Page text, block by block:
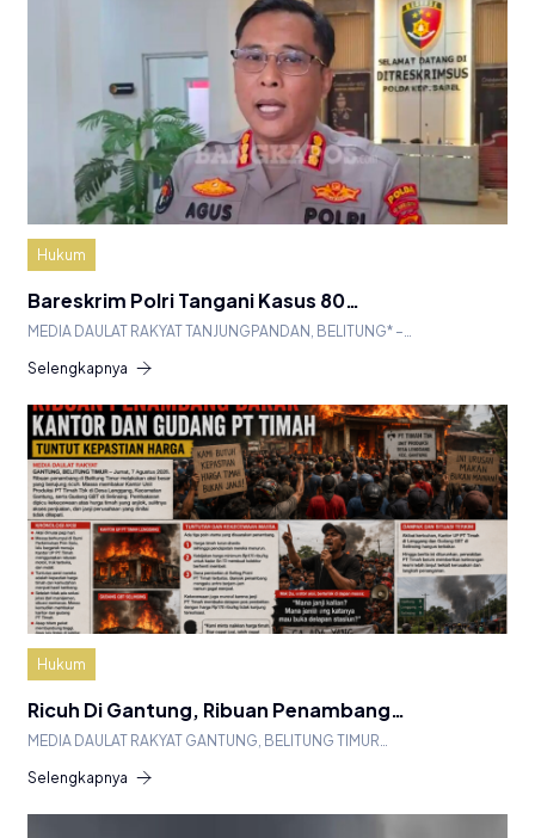
Hukum
Bareskrim Polri Tangani Kasus 80…
MEDIA DAULAT RAKYAT TANJUNGPANDAN, BELITUNG* –…
Selengkapnya
Hukum
Ricuh Di Gantung, Ribuan Penambang…
MEDIA DAULAT RAKYAT GANTUNG, BELITUNG TIMUR…
Selengkapnya